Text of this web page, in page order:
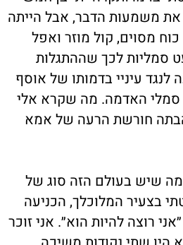
את משמעות הדבר, אבל הייתה
מסוים, קול מוזר ואפל
סמליות לכך שההתגלות
עיניי בדמותו של אוסף
סמלי האדמה. מה שקרא אלי
חורשת הרעה של אמא
שיש בעולם הזה סוג של
בצעיר המלוכלך, הכניעה
רוצה להיות הוא״. אני זוכר